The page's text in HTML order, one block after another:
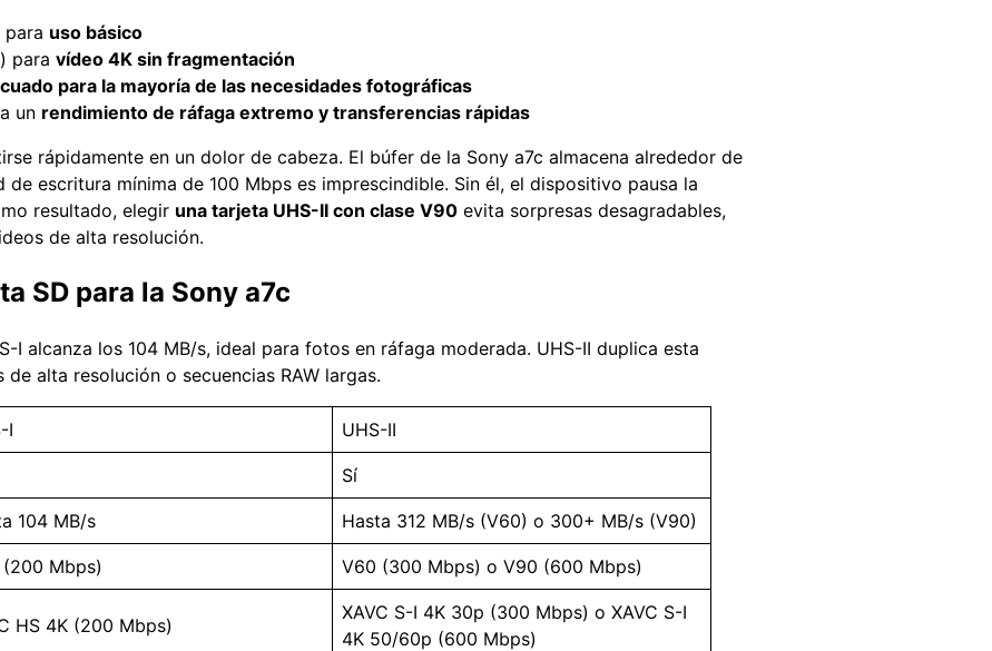
para uso básico
para vídeo 4K sin fragmentación
para la mayoría de las necesidades fotográficas
un rendimiento de ráfaga extremo y transferencias rápidas
rápidamente en un dolor de cabeza. El búfer de la Sony a7c almacena alrededor de
escritura mínima de 100 Mbps es imprescindible. Sin él, el dispositivo pausa la
resultado, elegir una tarjeta UHS-II con clase V90 evita sorpresas desagradables,
de alta resolución.
SD para la Sony a7c
I alcanza los 104 MB/s, ideal para fotos en ráfaga moderada. UHS-II duplica esta
alta resolución o secuencias RAW largas.
I UHS-II
Sí
104 MB/s Hasta 312 MB/s (V60) o 300+ MB/s (V90)
Mbps) V60 (300 Mbps) o V90 (600 Mbps)
HS 4K (200 Mbps)
XAVC S-I 4K 30p (300 Mbps) o XAVC S-I
4K 50/60p (600 Mbps)